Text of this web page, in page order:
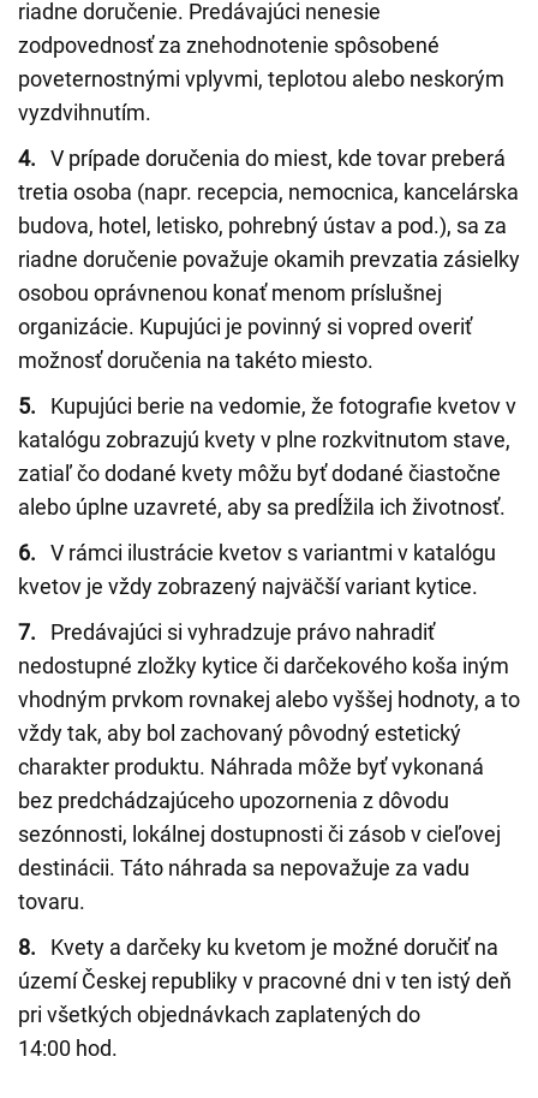
riadne doručenie. Predávajúci nenesie
zodpovednosť za znehodnotenie spôsobené
poveternostnými vplyvmi, teplotou alebo neskorým
vyzdvihnutím.
4.
V prípade doručenia do miest, kde tovar preberá
tretia osoba (napr. recepcia, nemocnica, kancelárska
budova, hotel, letisko, pohrebný ústav a pod.), sa za
riadne doručenie považuje okamih prevzatia zásielky
osobou oprávnenou konať menom príslušnej
organizácie. Kupujúci je povinný si vopred overiť
možnosť doručenia na takéto miesto.
5. Kupujúci berie na vedomie, že fotografie kvetov v
katalógu zobrazujú kvety v plne rozkvitnutom stave,
zatiaľ čo dodané kvety môžu byť dodané čiastočne
alebo úplne uzavreté, aby sa predĺžila ich životnosť.
6.
V rámci ilustrácie kvetov s variantmi v katalógu
kvetov je vždy zobrazený najväčší variant kytice.
7. Predávajúci si vyhradzuje právo nahradiť
nedostupné zložky kytice či darčekového koša iným
vhodným prvkom rovnakej alebo vyššej hodnoty, a to
vždy tak, aby bol zachovaný pôvodný estetický
charakter produktu. Náhrada môže byť vykonaná
bez predchádzajúceho upozornenia z dôvodu
sezónnosti, lokálnej dostupnosti či zásob v cieľovej
destinácii. Táto náhrada sa nepovažuje za vadu
tovaru.
8. Kvety a darčeky ku kvetom je možné doručiť na
území Českej republiky v pracovné dni v ten istý deň
pri všetkých objednávkach zaplatených do
14:00 hod.